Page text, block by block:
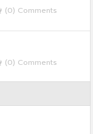
(0) Comments
(0) Comments